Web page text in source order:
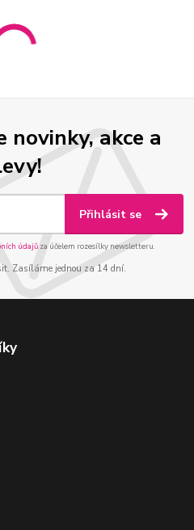
novinky, akce a
Přihlásit se
údajůza účelem rozesílky newsletteru.
Zasíláme jednou za 14 dní.